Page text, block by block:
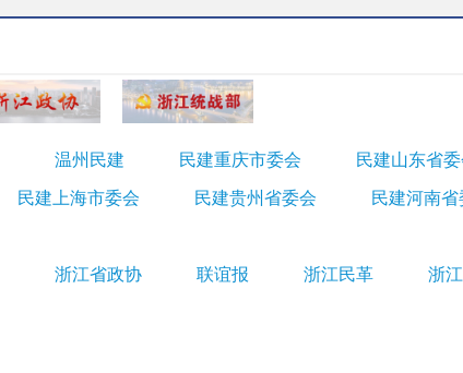
温州民建 民建重庆市委会 民建山东省
民建上海市委会 民建贵州省委会 民建河南省
浙江省政协 联谊报 浙江民革 浙